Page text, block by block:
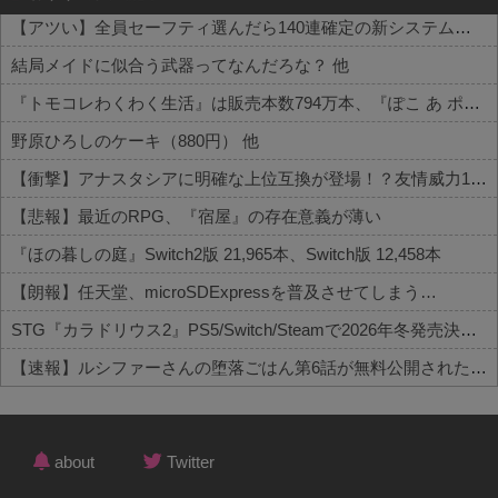
【アツい】全員セーフティ選んだら140連確定の新システムが話題 他
結局メイドに似合う武器ってなんだろな？ 他
『トモコレわくわく生活』は販売本数794万本、『ぽこ あ ポケモン』は946万本 他
野原ひろしのケーキ（880円） 他
【衝撃】アナスタシアに明確な上位互換が登場！？友情威力10倍級のバケモン性能 他
【悲報】最近のRPG、『宿屋』の存在意義が薄い
『ほの暮しの庭』Switch2版 21,965本、Switch版 12,458本
【朗報】任天堂、microSDExpressを普及させてしまう…
STG『カラドリウス2』PS5/Switch/Steamで2026年冬発売決定！ティザーPVが公開
【速報】ルシファーさんの堕落ごはん第6話が無料公開された件
Powered by livedoor 相互RSS
about Twitter